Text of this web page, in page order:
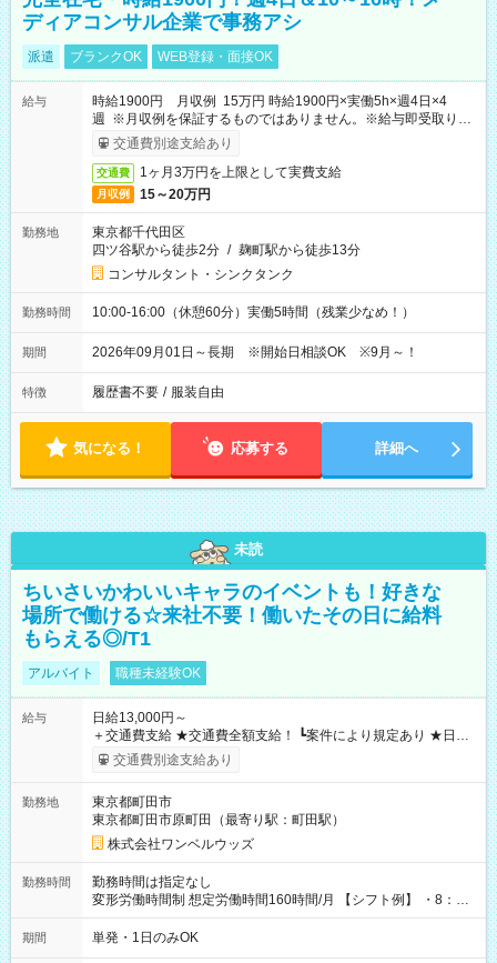
ディアコンサル企業で事務アシ
派遣 ブランクOK WEB登録・面接OK
給与
時給1900円 月収例 15万円 時給1900円×実働5h×週4日×4
週 ※月収例を保証するものではありません。※給与即受取りサ
ービス利用可（利用条件有）
交通費別途支給あり
交通費 1ヶ月3万円を上限として実費支給
月収例 15～20万円
勤務地
東京都千代田区
四ツ谷駅から徒歩2分 / 麹町駅から徒歩13分
コンサルタント・シンクタンク
勤務時間 10:00-16:00（休憩60分）実働5時間（残業少なめ！）
期間 2026年09月01日～長期 ※開始日相談OK ※9月～！
特徴 履歴書不要 / 服装自由
気になる！ 応募する 詳細へ
未読
ちいさいかわいいキャラのイベントも！好きな
場所で働ける☆来社不要！働いたその日に給料
もらえる◎/T1
アルバイト 職種未経験OK
給与
日給13,000円～
＋交通費支給 ★交通費全額支給！ ┗案件により規定あり ★日払
いOK！（規定あり） ┗働いたその日に現金GET♪ お仕事後はコ
ンビニATMから 日払い分を引き落とせます！ 【試用期間】試
交通費別途支給あり
勤務地
東京都町田市
東京都町田市原町田（最寄り駅：町田駅）
株式会社ワンベルウッズ
勤務時間
勤務時間は指定なし
変形労働時間制 想定労働時間160時間/月 【シフト例】 ・8：00
～21：00
期間 単発・1日のみOK